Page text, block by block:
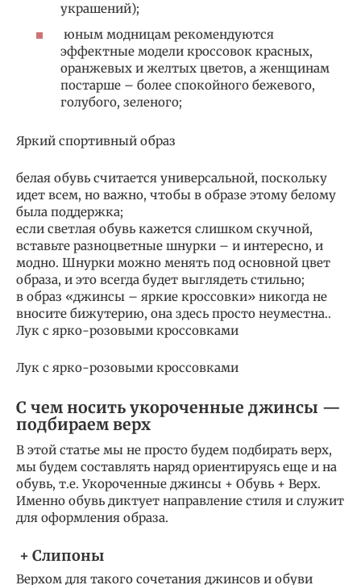
украшений);
юным модницам рекомендуются
эффектные модели кроссовок красных,
оранжевых и желтых цветов, а женщинам
постарше – более спокойного бежевого,
голубого, зеленого;
Яркий спортивный образ
белая обувь считается универсальной, поскольку
идет всем, но важно, чтобы в образе этому белому
была поддержка;
если светлая обувь кажется слишком скучной,
вставьте разноцветные шнурки – и интересно, и
модно. Шнурки можно менять под основной цвет
образа, и это всегда будет выглядеть стильно;
в образ «джинсы – яркие кроссовки» никогда не
вносите бижутерию, она здесь просто неуместна..
Лук с ярко-розовыми кроссовками
Лук с ярко-розовыми кроссовками
С чем носить укороченные джинсы —
подбираем верх
В этой статье мы не просто будем подбирать верх,
мы будем составлять наряд ориентируясь еще и на
обувь, т.е. Укороченные джинсы + Обувь + Верх.
Именно обувь диктует направление стиля и служит
для оформления образа.
+ Слипоны
Верхом для такого сочетания джинсов и обуви